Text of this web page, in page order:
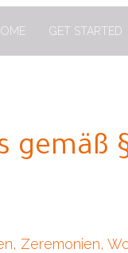
GET STARTED
Zeremonien,